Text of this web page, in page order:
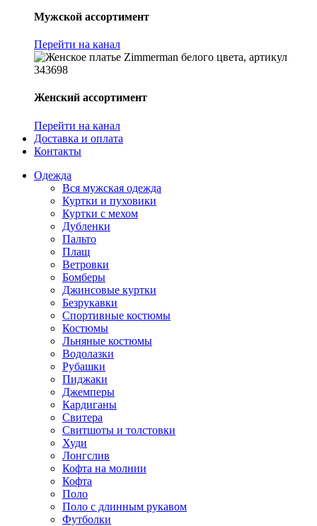
Мужской ассортимент
Перейти на канал
Женский ассортимент
Перейти на канал
Доставка и оплата
Контакты
Одежда
Вся мужская одежда
Куртки и пуховики
Куртки с мехом
Дубленки
Пальто
Плащ
Ветровки
Бомберы
Джинсовые куртки
Безрукавки
Спортивные костюмы
Костюмы
Льняные костюмы
Водолазки
Рубашки
Пиджаки
Джемперы
Кардиганы
Свитера
Свитшоты и толстовки
Худи
Лонгслив
Кофта на молнии
Кофта
Поло
Поло с длинным рукавом
Футболки